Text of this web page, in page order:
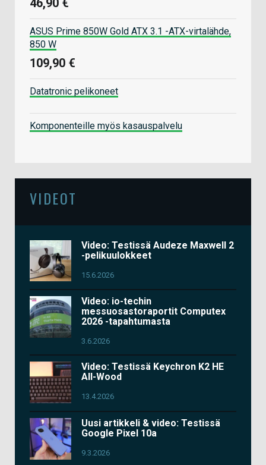
46,90 €
ASUS Prime 850W Gold ATX 3.1 -ATX-virtalähde,
850 W
109,90 €
Datatronic pelikoneet
Komponenteille myös kasauspalvelu
VIDEOT
Video: Testissä Audeze Maxwell 2
-pelikuulokkeet
15.6.2026
Video: io-techin
messuosastoraportit Computex
2026 -tapahtumasta
3.6.2026
Video: Testissä Keychron K2 HE
All-Wood
13.4.2026
Uusi artikkeli & video: Testissä
Google Pixel 10a
9.3.2026